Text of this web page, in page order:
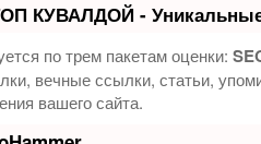
КУВАЛДОЙ - Уникальные
по трем пакетам оценки:
вечные ссылки, статьи,
вашего сайта.